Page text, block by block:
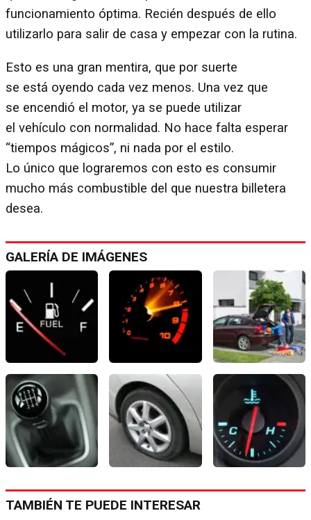
funcionamiento óptima. Recién después de ello
utilizarlo para salir de casa y empezar con la rutina.
Esto es una gran mentira, que por suerte
se está oyendo cada vez menos. Una vez que
se encendió el motor, ya se puede utilizar
el vehículo con normalidad. No hace falta esperar
“tiempos mágicos”, ni nada por el estilo.
Lo único que lograremos con esto es consumir
mucho más combustible del que nuestra billetera
desea.
GALERÍA DE IMÁGENES
TAMBIÉN TE PUEDE INTERESAR